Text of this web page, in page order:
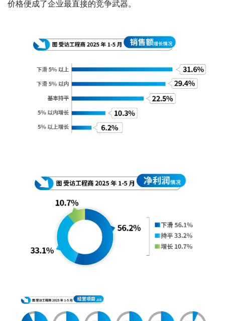
价格便成了企业最直接的竞争武器。